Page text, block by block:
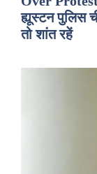
ह्यूस्टन पुलिस
तो शांत रहें